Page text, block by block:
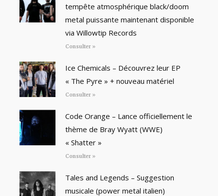
tempête atmosphérique black/doom
metal puissante maintenant disponible
via Willowtip Records
Consulter »
Ice Chemicals – Découvrez leur EP
« The Pyre » + nouveau matériel
Consulter »
Code Orange – Lance officiellement le
thème de Bray Wyatt (WWE)
« Shatter »
Consulter »
Tales and Legends – Suggestion
musicale (power metal italien)